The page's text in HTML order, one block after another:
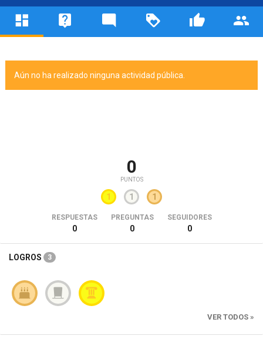
Aún no ha realizado ninguna actividad pública.
0
PUNTOS
1 1 1
RESPUESTAS
0
PREGUNTAS
0
SEGUIDORES
0
LOGROS 3
VER TODOS »